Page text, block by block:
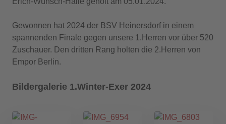
Gewonnen hat 2024 der BSV Heinersdorf in einem
spannenden Finale gegen unsere 1.Herren vor über 520
Zuschauer. Den dritten Rang holten die 2.Herren von
Empor Berlin.
Bildergalerie 1.Winter-Exer 2024